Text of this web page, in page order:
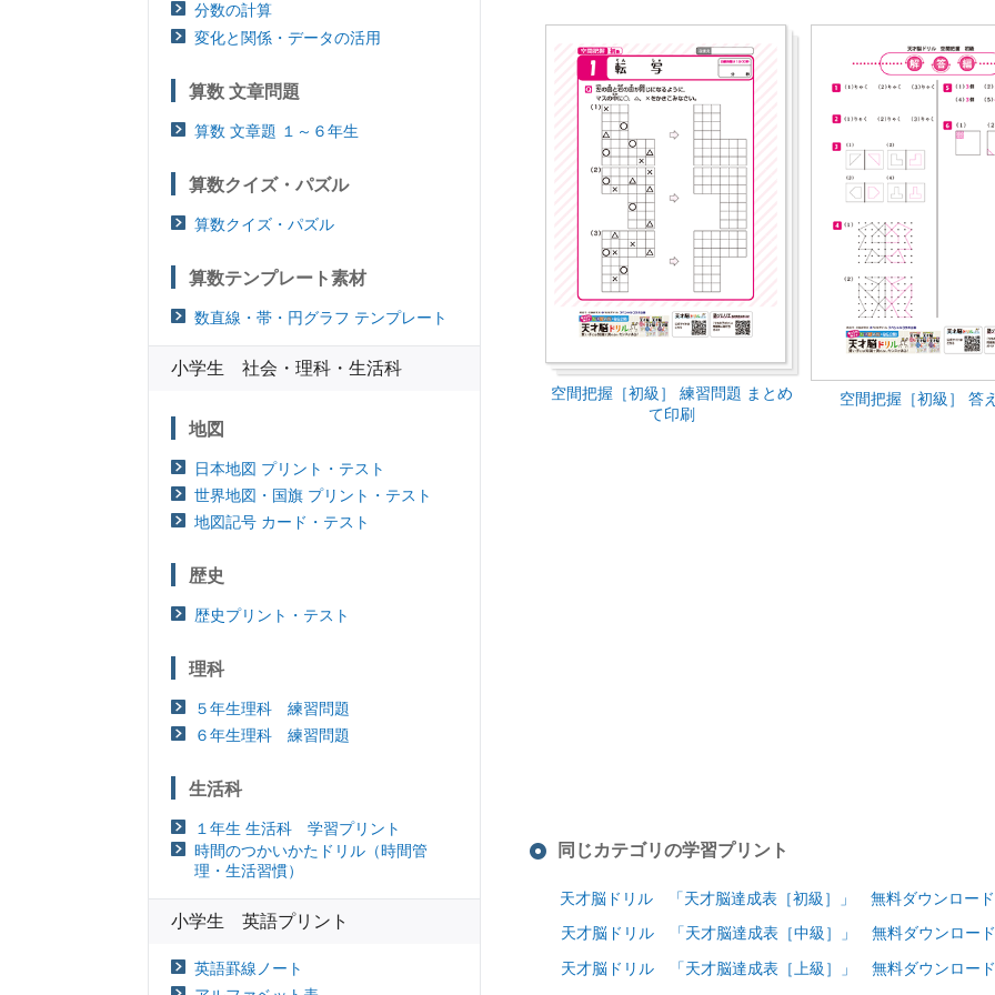
空間把握［初級］ 練習問題 まとめ
て印刷
空間把握［初級］ 答
同じカテゴリの学習プリント
天才脳ドリル 「天才脳達成表［初級］」 無料ダウンロー
天才脳ドリル 「天才脳達成表［中級］」 無料ダウンロー
天才脳ドリル 「天才脳達成表［上級］」 無料ダウンロー
分数の計算
変化と関係・データの活用
算数 文章問題
算数 文章題 １～６年生
算数クイズ・パズル
算数クイズ・パズル
算数テンプレート素材
数直線・帯・円グラフ テンプレート
小学生 社会・理科・生活科
地図
日本地図 プリント・テスト
世界地図・国旗 プリント・テスト
地図記号 カード・テスト
歴史
歴史プリント・テスト
理科
５年生理科 練習問題
６年生理科 練習問題
生活科
１年生 生活科 学習プリント
時間のつかいかたドリル（時間管
理・生活習慣）
小学生 英語プリント
英語罫線ノート